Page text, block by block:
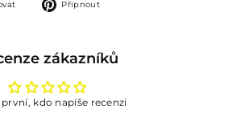
TweetovatPřipnout
zákazníků
kdo napíše recenzi